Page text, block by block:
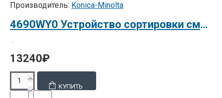
Производитель: Konica-Minolta
4690WY0 Устройство сортировки смещением SF-501
13240₽
КУПИТЬ